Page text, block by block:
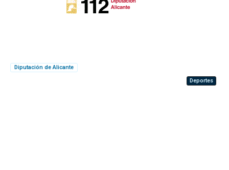
Diputación de Alicante
Deportes